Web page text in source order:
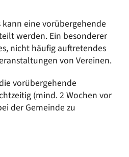
eine vorübergehende
werden. Ein besonderer
nicht häufig auftretendes
von Vereinen.
vorübergehende
(mind. 2 Wochen vor
der Gemeinde zu